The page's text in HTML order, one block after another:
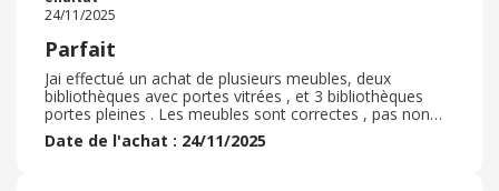
24/11/2025
Parfait
Jai effectué un achat de plusieurs meubles, deux
bibliothèques avec portes vitrées , et 3 bibliothèques
portes pleines . Les meubles sont correctes , pas non
plus de meilleure qualité, les portes sont en effet tres
fines et peuvent se casser au mondre petit choc . Le
Date de l'achat : 24/11/2025